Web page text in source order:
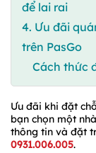
để lai rai
4. Ưu đãi
trên PasGo
Cách thức
Ưu đãi khi đặt
bạn chọn một
thông tin và đặt
0931.006.005.